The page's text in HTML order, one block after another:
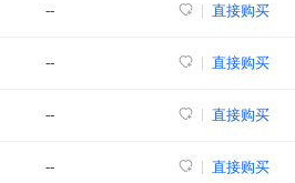
-- 直接购买
-- 直接购买
-- 直接购买
-- 直接购买